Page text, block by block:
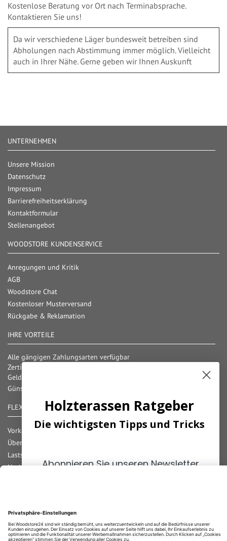
Kostenlose Beratung vor Ort nach Terminabsprache.
Kontaktieren Sie uns!
Da wir verschiedene Läger bundesweit betreiben sind
Abholungen nach Abstimmung immer möglich. Vielleicht
auch in Ihrer Nähe. Gerne geben wir Ihnen Auskunft
UNTERNEHMEN
Unsere Mission
Datenschutz
Impressum
Barrierefreiheitserklärung
Kontaktformular
Stellenangebot
WOODSTORE KUNDENSERVICE
Anregungen und Kritik
AGB
Woodstore Chat
Kostenloser Musterversand
Rückgabe & Reklamation
IHRE VORTEILE
Alle gängigen Zahlungsarten verfügbar
Zertifizierter und geprüfter Shop
Geld-Zurück-Garantie
Günstige Versandkosten/ Frachtkostenfreigrenzen
FLEXIBLE ZAHLUNG
Vorkasse
Überweisung
Lastschrift
Nachnahme
Bar bei Abholung
Holzterassen Ratgeber
Die wichtigsten Tipps und Tricks
Abonnieren Sie unseren Newsletter